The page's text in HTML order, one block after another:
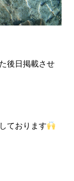
後日掲載させ
ております